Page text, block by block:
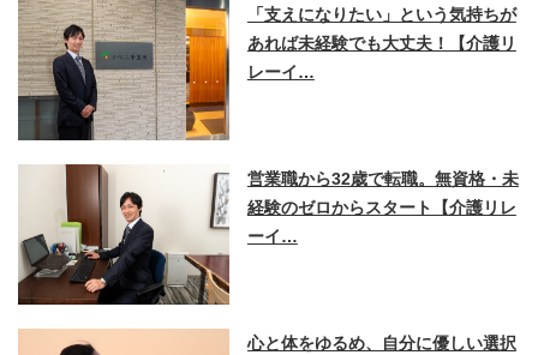
「支えになりたい」という気持ちが
あれば未経験でも大丈夫！【介護リ
レーイ…
営業職から32歳で転職。無資格・未
経験のゼロからスタート【介護リレ
ーイ…
心と体をゆるめ、自分に優しい選択